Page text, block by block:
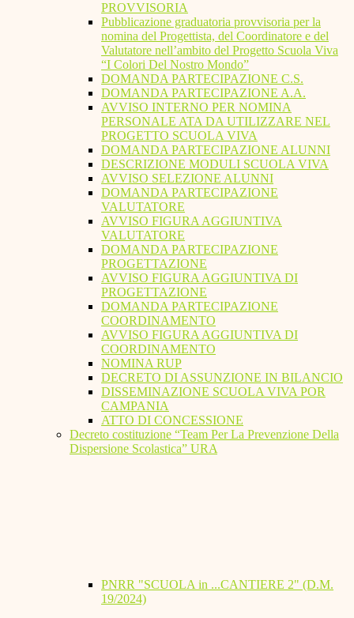
PROVVISORIA
Pubblicazione graduatoria provvisoria per la
nomina del Progettista, del Coordinatore e del
Valutatore nell’ambito del Progetto Scuola Viva
“I Colori Del Nostro Mondo”
DOMANDA PARTECIPAZIONE C.S.
DOMANDA PARTECIPAZIONE A.A.
AVVISO INTERNO PER NOMINA
PERSONALE ATA DA UTILIZZARE NEL
PROGETTO SCUOLA VIVA
DOMANDA PARTECIPAZIONE ALUNNI
DESCRIZIONE MODULI SCUOLA VIVA
AVVISO SELEZIONE ALUNNI
DOMANDA PARTECIPAZIONE
VALUTATORE
AVVISO FIGURA AGGIUNTIVA
VALUTATORE
DOMANDA PARTECIPAZIONE
PROGETTAZIONE
AVVISO FIGURA AGGIUNTIVA DI
PROGETTAZIONE
DOMANDA PARTECIPAZIONE
COORDINAMENTO
AVVISO FIGURA AGGIUNTIVA DI
COORDINAMENTO
NOMINA RUP
DECRETO DI ASSUNZIONE IN BILANCIO
DISSEMINAZIONE SCUOLA VIVA POR
CAMPANIA
ATTO DI CONCESSIONE
Decreto costituzione “Team Per La Prevenzione Della
Dispersione Scolastica” URA
PNRR "SCUOLA in ...CANTIERE 2" (D.M.
19/2024)